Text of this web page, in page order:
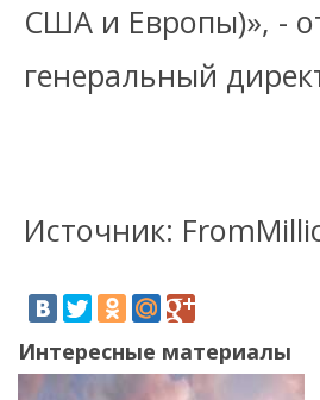
США и Европы)», -
генеральный
Источник:
Интересные материалы